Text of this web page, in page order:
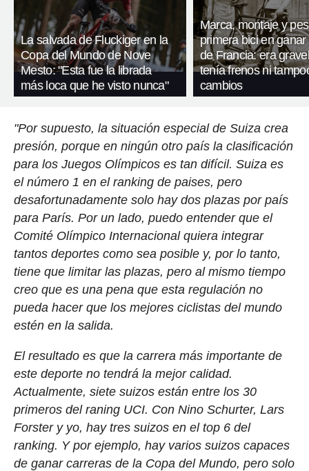
La salvada de Fluckiger en la
Copa del Mundo de Nove
Mesto: "Esta fue la librada
más loca que he visto nunca"
Marca, montaje y
primera bici en ganar
de Francia: era
tenía frenos ni
cambios
"Por supuesto, la situación especial de Suiza crea
presión, porque en ningún otro país la clasificación
para los Juegos Olímpicos es tan difícil. Suiza es
el número 1 en el ranking de paises, pero
desafortunadamente solo hay dos plazas por país
para París. Por un lado, puedo entender que el
Comité Olímpico Internacional quiera integrar
tantos deportes como sea posible y, por lo tanto,
tiene que limitar las plazas, pero al mismo tiempo
creo que es una pena que esta regulación no
pueda hacer que los mejores ciclistas del mundo
estén en la salida.
El resultado es que la carrera más importante de
este deporte no tendrá la mejor calidad.
Actualmente, siete suizos están entre los 30
primeros del raning UCI. Con Nino Schurter, Lars
Forster y yo, hay tres suizos en el top 6 del
ranking. Y por ejemplo, hay varios suizos capaces
de ganar carreras de la Copa del Mundo, pero solo